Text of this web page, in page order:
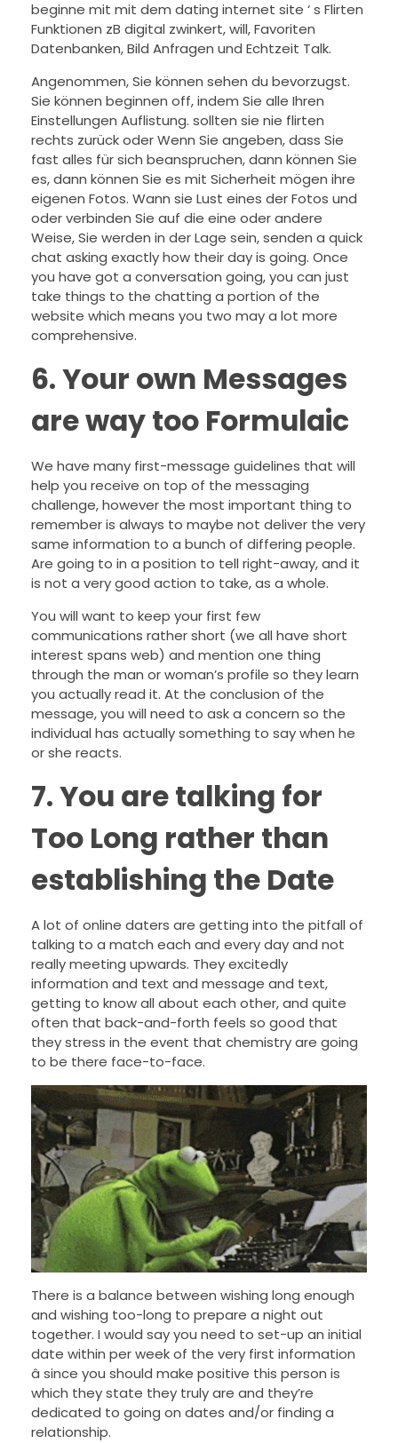
beginne mit mit dem dating internet site ‘ s Flirten
Funktionen zB digital zwinkert, will, Favoriten
Datenbanken, Bild Anfragen und Echtzeit Talk.
Angenommen, Sie können sehen du bevorzugst.
Sie können beginnen off, indem Sie alle Ihren
Einstellungen Auflistung. sollten sie nie flirten
rechts zurück oder Wenn Sie angeben, dass Sie
fast alles für sich beanspruchen, dann können Sie
es, dann können Sie es mit Sicherheit mögen ihre
eigenen Fotos. Wann sie Lust eines der Fotos und
oder verbinden Sie auf die eine oder andere
Weise, Sie werden in der Lage sein, senden a quick
chat asking exactly how their day is going. Once
you have got a conversation going, you can just
take things to the chatting a portion of the
website which means you two may a lot more
comprehensive.
6. Your own Messages
are way too Formulaic
We have many first-message guidelines that will
help you receive on top of the messaging
challenge, however the most important thing to
remember is always to maybe not deliver the very
same information to a bunch of differing people.
Are going to in a position to tell right-away, and it
is not a very good action to take, as a whole.
You will want to keep your first few
communications rather short (we all have short
interest spans web) and mention one thing
through the man or woman’s profile so they learn
you actually read it. At the conclusion of the
message, you will need to ask a concern so the
individual has actually something to say when he
or she reacts.
7. You are talking for
Too Long rather than
establishing the Date
A lot of online daters are getting into the pitfall of
talking to a match each and every day and not
really meeting upwards. They excitedly
information and text and message and text,
getting to know all about each other, and quite
often that back-and-forth feels so good that
they stress in the event that chemistry are going
to be there face-to-face.
There is a balance between wishing long enough
and wishing too-long to prepare a night out
together. I would say you need to set-up an initial
date within per week of the very first information
â since you should make positive this person is
which they state they truly are and they’re
dedicated to going on dates and/or finding a
relationship.